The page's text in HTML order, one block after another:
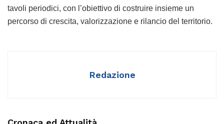
tavoli periodici, con l’obiettivo di costruire insieme un
percorso di crescita, valorizzazione e rilancio del territorio.
Redazione